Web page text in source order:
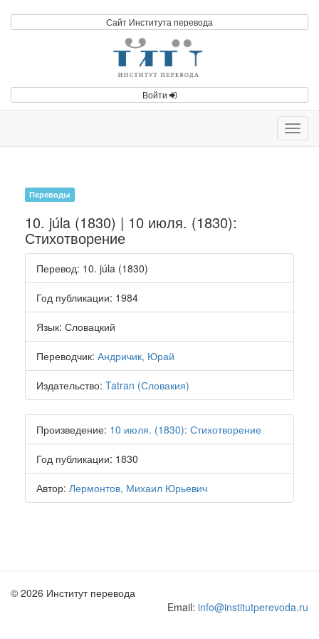
Сайт Института перевода
Войти
Переводы
10. júla (1830) | 10 июля. (1830):
Стихотворение
Перевод: 10. júla (1830)
Год публикации: 1984
Язык: Словацкий
Переводчик: Андричик, Юрай
Издательство: Tatran (Словакия)
Произведение: 10 июля. (1830): Стихотворение
Год публикации: 1830
Автор: Лермонтов, Михаил Юрьевич
© 2026 Институт перевода
Email: info@institutperevoda.ru